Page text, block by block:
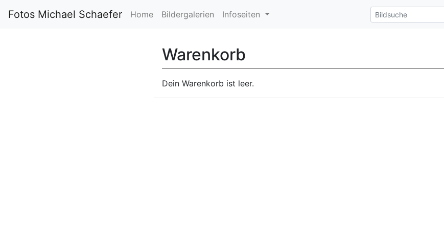
Fotos Michael Schaefer Home Bildergalerien Infoseiten
Warenkorb
Dein Warenkorb ist leer.